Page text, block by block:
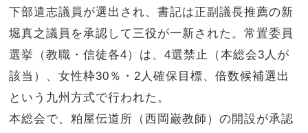
下部遣志議員が選出され、書記は正副議長推薦の新
堀真之議員を承認して三役が一新された。常置委員
選挙（教職・信徒各4）は、4選禁止（本総会3人が
該当）、女性枠30％・2人確保目標、倍数候補選出
という九州方式で行われた。
本総会で、粕屋伝道所（西岡巌教師）の開設が承認